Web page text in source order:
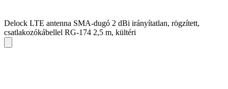
Delock LTE antenna SMA-dugó 2 dBi irányítatlan, rögzített,
csatlakozókábellel RG-174 2,5 m, kültéri